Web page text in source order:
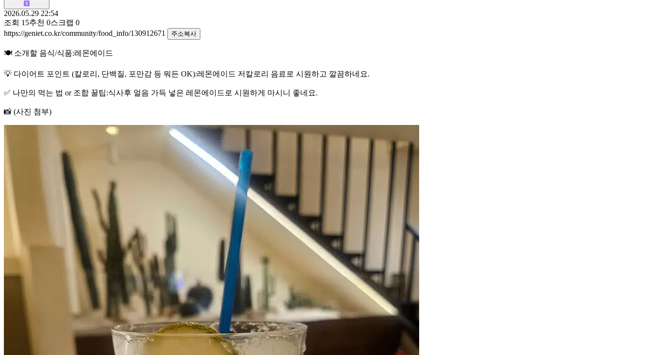
2026.05.29 22:54
조회 15추천 0스크랩 0
https://geniet.co.kr/community/food_info/130912671
주소복사
🍽️ 소개할 음식/식품:레몬에이드
💡 다이어트 포인트 (칼로리, 단백질, 포만감 등 뭐든 OK):레몬에이드 저칼로리 음료로 시원하고 깔끔하네요.
✅ 나만의 먹는 법 or 조합 꿀팁:식사후 얼음 가득 넣은 레몬에이드로 시원하게 마시니 좋네요.
📸 (사진 첨부)